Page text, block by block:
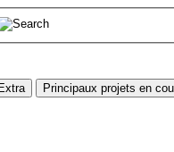
Principaux projets en